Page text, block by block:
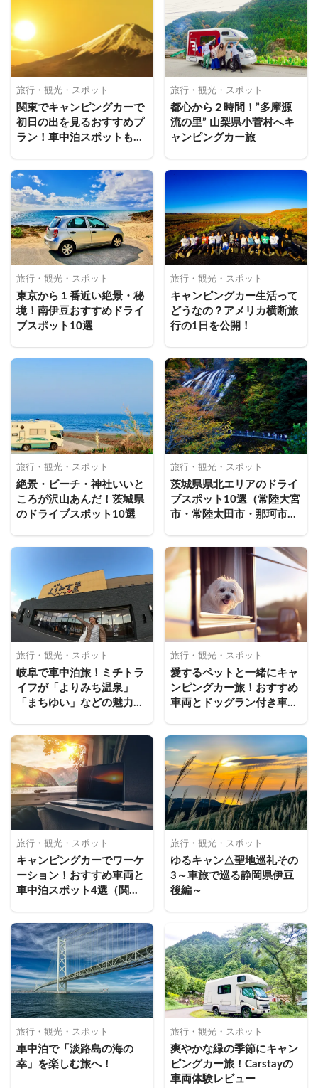
旅行・観光・スポット
関東でキャンピングカーで
初日の出を見るおすすめプ
ラン！車中泊スポットもセ
旅行・観光・スポット
都心から２時間！”多摩源
流の里” 山梨県小菅村へキ
ャンピングカー旅
旅行・観光・スポット
東京から１番近い絶景・秘
境！南伊豆おすすめドライ
ブスポット10選
旅行・観光・スポット
キャンピングカー生活って
どうなの？アメリカ横断旅
行の1日を公開！
旅行・観光・スポット
絶景・ビーチ・神社いいと
ころが沢山あんだ！茨城県
のドライブスポット10選
旅行・観光・スポット
茨城県県北エリアのドライ
ブスポット10選（常陸大宮
市・常陸太田市・那珂市
旅行・観光・スポット
岐阜で車中泊旅！ミチトラ
イフが「よりみち温泉」
「まちゆい」などの魅力ス
設紹介編）
旅行・観光・スポット
愛するペットと一緒にキャ
ンピングカー旅！おすすめ
車両とドッグラン付き車中
旅行・観光・スポット
キャンピングカーでワーケ
ーション！おすすめ車両と
車中泊スポット4選（関東
旅行・観光・スポット
ゆるキャン△聖地巡礼その
3～車旅で巡る静岡県伊豆
後編～
旅行・観光・スポット
車中泊で「淡路島の海の
幸」を楽しむ旅へ！
旅行・観光・スポット
爽やかな緑の季節にキャン
ピングカー旅！Carstayの
車両体験レビュー